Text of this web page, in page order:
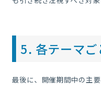
5. 各テーマ
最後に、開催期間中の主